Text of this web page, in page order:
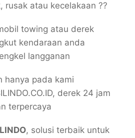
rusak atau kecelakaan ??
towing atau derek
kendaraan anda
langganan
hanya pada kami
derek 24 jam
terpercaya
, solusi terbaik untuk